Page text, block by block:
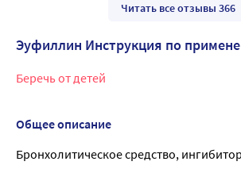
Читать все отзывы 366
Эуфиллин Инструкция по
Беречь от детей
Общее описание
Бронхолитическое средство,